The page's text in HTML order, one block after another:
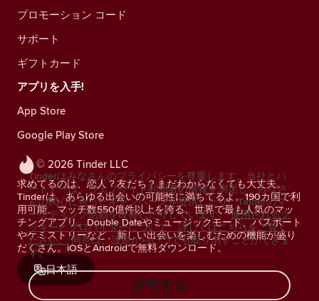
© 2026 Tinder LLC
求めてるのは、恋人？友だち？まだわからなくても大丈夫。
Tinderは、あらゆる出会いの可能性に満ちてるよ。190カ国で利
用可能、マッチ数550億件以上を誇る、世界で最も人気のマッ
チングアプリ。Double Dateやミュージックモード、パスポート
やケミストリーなど、新しい出会いを楽しむための機能が盛り
だくさん。iOSとAndroidで無料ダウンロード。
日本語
プロモーション コード
サポート
ギフトカード
アプリを入手!
App Store
Google Play Store
Tinderはみなさんのプライバシーを尊重します。当社とパ
ートナーは、ウェブサイト利用者の情報を測定し、みなさ
んの関心に合ったキャンペーンを提供したり、Tinderのマ
ーケティング活動を改善したりしています。 使用されるク
ッキーとプロバイダーについて、詳しくはこちらをご覧く
ださい。 同意は、設定からいつでも取り消すことができま
す。
許可する